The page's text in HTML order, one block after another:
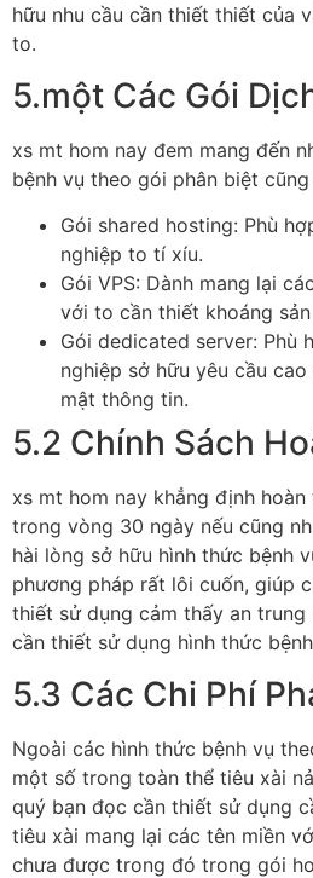
hữu nhu cầu cần thiết thiết của
to.
5.một Các Gói
xs mt hom nay đem mang đến
bệnh vụ theo gói phân biệt cũng
Gói shared hosting: Phù
nghiệp to tí xíu.
Gói VPS: Dành mang lại
với to cần thiết khoáng
Gói dedicated server: Phù
nghiệp sở hữu yêu cầu
mật thông tin.
5.2 Chính Sách
xs mt hom nay khẳng định
trong vòng 30 ngày nếu cũng
hài lòng sở hữu hình thức bệnh
phương pháp rất lôi cuốn, giúp
thiết sử dụng cảm thấy an
cần thiết sử dụng hình thức
5.3 Các Chi Phí
Ngoài các hình thức bệnh vụ
một số trong toàn thể tiêu xài
quý bạn đọc cần thiết sử dụng
tiêu xài mang lại các tên miền
chưa được trong đó trong gói